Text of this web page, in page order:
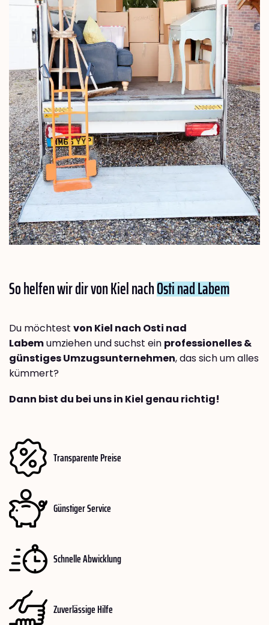
So helfen wir dir von Kiel nachOsti nad Labem
Du möchtest von Kiel nach Osti nad
Labemumziehen und suchst ein professionelles &
günstiges Umzugsunternehmen, das sich um alles
kümmert?
Dann bist du bei uns in Kiel genau richtig!
Transparente Preise
Günstiger Service
Schnelle Abwicklung
Zuverlässige Hilfe